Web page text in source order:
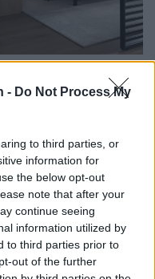
- Do Not Process My
to third parties, or
information for
the below opt-out
note that after your
continue seeing
information utilized by
to third parties prior to
out of the further
barátságos:
fogadnak...
ötletek